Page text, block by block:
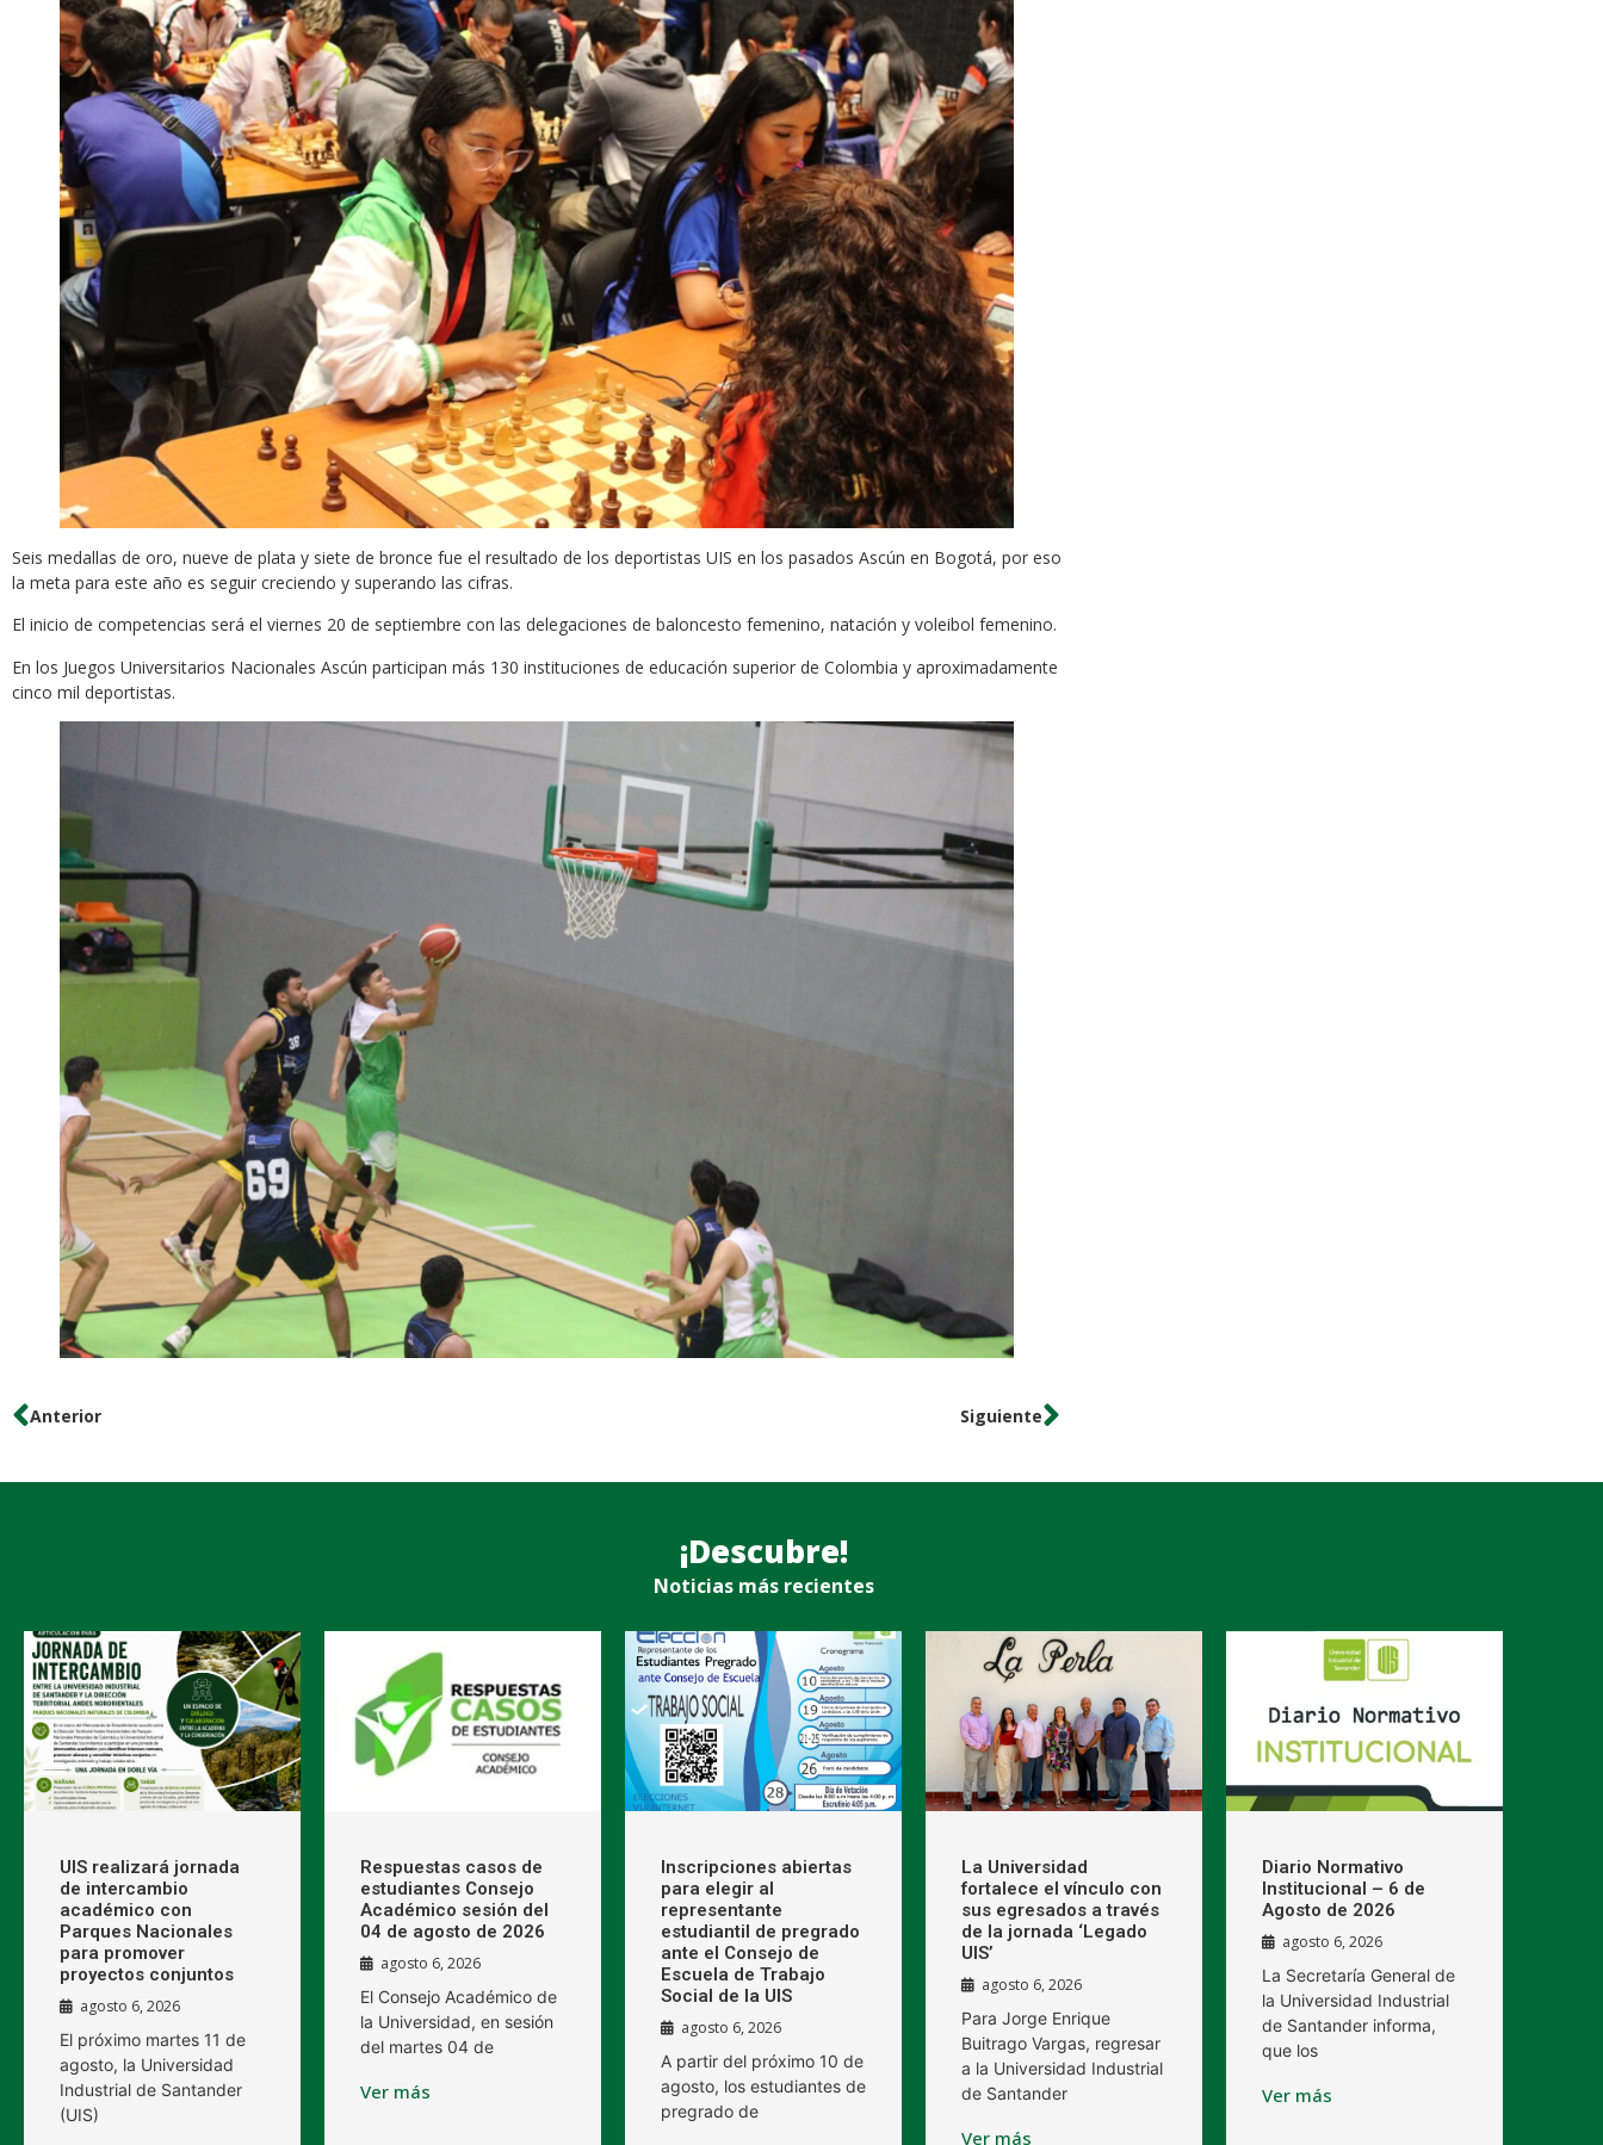
Seis medallas de oro, nueve de plata y siete de bronce fue el resultado de los deportistas UIS en los pasados Ascún en Bogotá, por eso
la meta para este año es seguir creciendo y superando las cifras.
El inicio de competencias será el viernes 20 de septiembre con las delegaciones de baloncesto femenino, natación y voleibol femenino.
En los Juegos Universitarios Nacionales Ascún participan más 130 instituciones de educación superior de Colombia y aproximadamente
cinco mil deportistas.
Anterior Siguiente
¡Descubre!
Noticias más recientes
UIS realizará jornada
de intercambio
académico con
Parques Nacionales
para promover
proyectos conjuntos
agosto 6, 2026
El próximo martes 11 de
agosto, la Universidad
Industrial de Santander
(UIS)
Respuestas casos de
estudiantes Consejo
Académico sesión del
04 de agosto de 2026
agosto 6, 2026
El Consejo Académico de
la Universidad, en sesión
del martes 04 de
Ver más
Inscripciones abiertas
para elegir al
representante
estudiantil de pregrado
ante el Consejo de
Escuela de Trabajo
Social de la UIS
agosto 6, 2026
A partir del próximo 10 de
agosto, los estudiantes de
pregrado de
La Universidad
fortalece el vínculo con
sus egresados a través
de la jornada ‘Legado
UIS’
agosto 6, 2026
Para Jorge Enrique
Buitrago Vargas, regresar
a la Universidad Industrial
de Santander
Ver más
Diario Normativo
Institucional – 6 de
Agosto de 2026
agosto 6, 2026
La Secretaría General de
la Universidad Industrial
de Santander informa,
que los
Ver más